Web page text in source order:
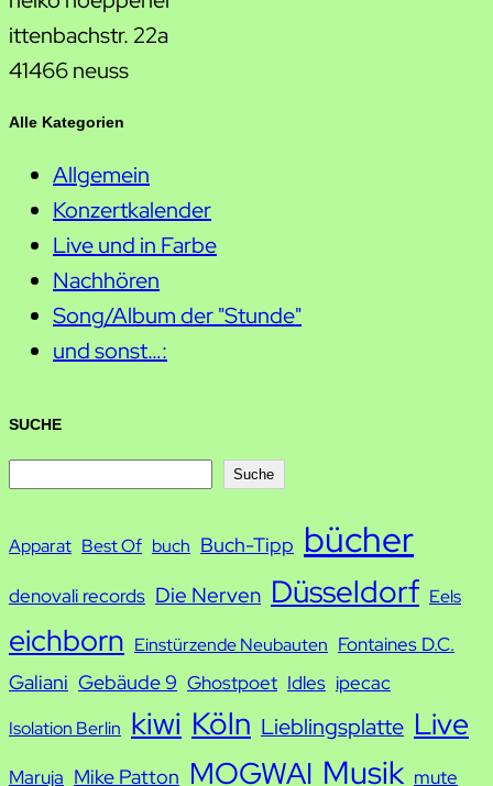
ittenbachstr. 22a
41466 neuss
Alle Kategorien
Allgemein
Konzertkalender
Live und in Farbe
Nachhören
Song/Album der "Stunde"
und sonst…:
SUCHE
c
Suche
Apparat Best Of buch Buch-Tipp bücher
denovali records Die Nerven Düsseldorf Eels
eichborn Einstürzende Neubauten Fontaines D.C.
Galiani Gebäude 9 Ghostpoet Idles ipecac
Isolation Berlin kiwi Köln Lieblingsplatte Live
Maruja Mike Patton MOGWAI Musik mute